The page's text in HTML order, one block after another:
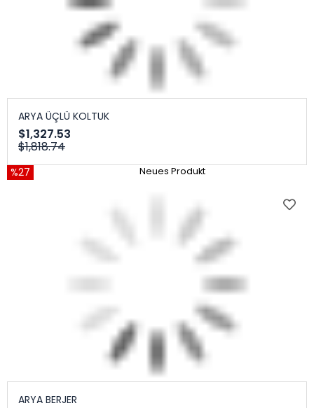
ARYA ÜÇLÜ KOLTUK
$1,327.53
$1,818.74
%27 Neues Produkt
ARYA BERJER